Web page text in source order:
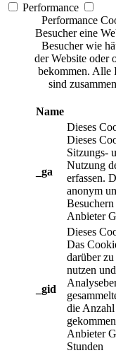
Performance
Performance
Besucher eine
Besucher wie
der Website oder
bekommen. Alle
sind
Name
_ga
Dieses
Dieses
Sitzungs-
Nutzung
erfassen.
anonym
Anbieter
_gid
Dieses
Das
darüber
nutzen
die Anzahl
Anbieter
Stunden